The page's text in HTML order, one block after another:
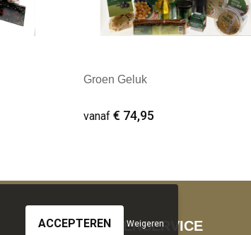
Groen Geluk
vanaf € 74,95
Minimale afname: 10
KLANTENSERVICE
Weigeren